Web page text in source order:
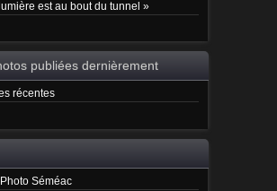
est au bout du tunnel »
publiées dernièrement
récentes
Séméac